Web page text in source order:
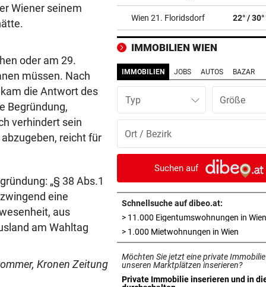
Wiener seinem
oder am 29.
müssen. Nach
die Antwort des
Begründung,
verhindert sein
reicht für
„§ 38 Abs.1
eine
aus
am Wahltag
Kronen Zeitung
Joker Tabakovic führt
Last-Minute-Sieg
PALÄSTINENSER GETÖTET
Erste Anklage gegen Israeli
Gaza-Krieg
superhappy nach Hause“
ORKAN, KEIN STROM & CO vor 4
Skurrilitäten in der Red Bull
häufen sich
WASSERSPRINGEN vor 4
Knoll bei EM Achter vom
Lotfi auf Rang 12!
Wien 21. Floridsdorf 22° / 30°
IMMOBILIEN WIEN
IMMOBILIEN JOBS AUTOS BAZAR
Typ
Suchen auf
Schnellsuche auf dibeo.at:
> 11.000 Eigentumswohnungen in Wien
> 1.000 Mietwohnungen in Wien
Möchten Sie jetzt eine private
unseren Marktplätzen inserieren?
Private Immobilie inserieren und in